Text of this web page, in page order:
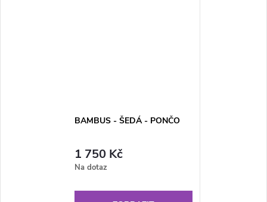
BAMBUS - ŠEDÁ - PONČO
1 750 Kč
Na dotaz